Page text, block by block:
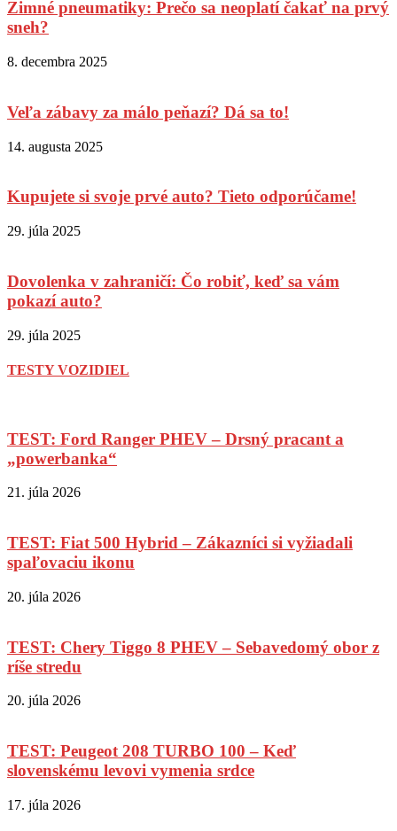
Zimné pneumatiky: Prečo sa neoplatí čakať na prvý
sneh?
8. decembra 2025
Veľa zábavy za málo peňazí? Dá sa to!
14. augusta 2025
Kupujete si svoje prvé auto? Tieto odporúčame!
29. júla 2025
Dovolenka v zahraničí: Čo robiť, keď sa vám
pokazí auto?
29. júla 2025
TESTY VOZIDIEL
TEST: Ford Ranger PHEV – Drsný pracant a
„powerbanka“
21. júla 2026
TEST: Fiat 500 Hybrid – Zákazníci si vyžiadali
spaľovaciu ikonu
20. júla 2026
TEST: Chery Tiggo 8 PHEV – Sebavedomý obor z
ríše stredu
20. júla 2026
TEST: Peugeot 208 TURBO 100 – Keď
slovenskému levovi vymenia srdce
17. júla 2026